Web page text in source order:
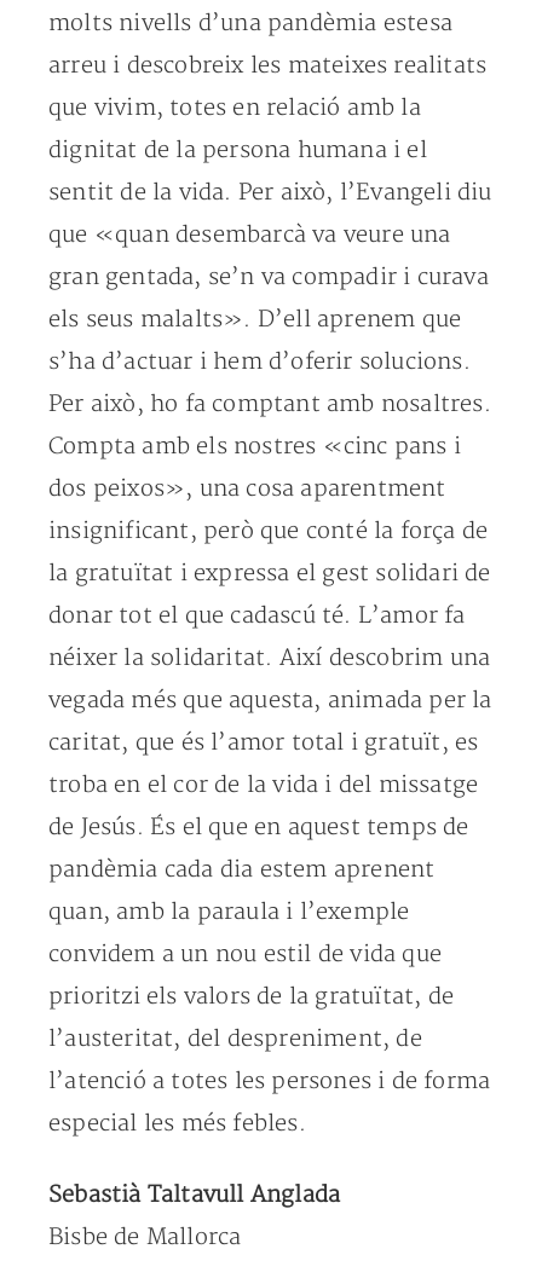
molts nivells d’una pandèmia estesa
arreu i descobreix les mateixes realitats
que vivim, totes en relació amb la
dignitat de la persona humana i el
sentit de la vida. Per això, l’Evangeli diu
que «quan desembarcà va veure una
gran gentada, se’n va compadir i curava
els seus malalts». D’ell aprenem que
s’ha d’actuar i hem d’oferir solucions.
Per això, ho fa comptant amb nosaltres.
Compta amb els nostres «cinc pans i
dos peixos», una cosa aparentment
insignificant, però que conté la força de
la gratuïtat i expressa el gest solidari de
donar tot el que cadascú té. L’amor fa
néixer la solidaritat. Així descobrim una
vegada més que aquesta, animada per la
caritat, que és l’amor total i gratuït, es
troba en el cor de la vida i del missatge
de Jesús. És el que en aquest temps de
pandèmia cada dia estem aprenent
quan, amb la paraula i l’exemple
convidem a un nou estil de vida que
prioritzi els valors de la gratuïtat, de
l’austeritat, del despreniment, de
l’atenció a totes les persones i de forma
especial les més febles.
Sebastià Taltavull Anglada
Bisbe de Mallorca